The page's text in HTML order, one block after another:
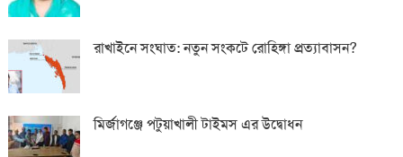
রাখাইনে সংঘাত: নতুন সংকটে রোহিঙ্গা প্রত্যাবাসন?
মির্জাগঞ্জে পটুয়াখালী টাইমস এর উদ্বোধন